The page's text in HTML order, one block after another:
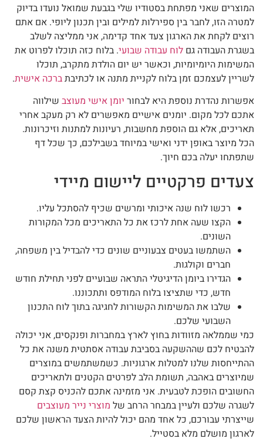
המוצרים שאני מפתחת בסטודיו שלי בגבעת שמואל נועדו בדיוק
למטרה הזו, לחבר בין ספירלות למילים ובין תכנון ליופי. אם אתם
רוצים לקחת את הארגון צעד אחד קדימה, אני ממליצה לשלב
בשגרת העבודה גם לוח עבודה שבועי. בלוח כזה תוכלו לפרוט את
המשימות היומיומיות, וכאשר יש יום הולדת מתקרב, תוכלו
לשריין לעצמכם זמן בלוח לקניית מתנה או לכתיבתברכה אישית.
אפשרות נהדרת נוספת היא לבחור יומן אישי מעוצב שילווה
אתכם לכל מקום. יומנים אישיים מאפשרים לא רק מעקב אחרי
תאריכים, אלא גם הוספת מחשבות, רעיונות למתנות וזיכרונות.
הכל מיוצר באופן ידני ואישי במיוחד בשבילכם, כך שכל דף
שתפתחו יעלה בכם חיוך.
צעדים פרקטיים ליישום מיידי
רכשו לוח שנה איכותי ומרשים שכיף להסתכל עליו.
הקצו שעה אחת לרכז את כל התאריכים מכל המקורות
השונים.
השתמשו בעטים צבעוניים שונים כדי להבדיל בין משפחה,
חברים וקולגות.
הגדירו ביומן הדיגיטלי התראה שבועיים לפני תחילת חודש
חדש, כדי שתציצו בלוח המודפס ותתכוננו.
שלבו את המשימות הקשורות לחגיגה בתוך לוח התכנון
השבועי שלכם.
כמי שממלאה מזוודות בחוץ לארץ במחברות ופנקסים, אני יכולה
להבטיח לכם שההשקעה בסביבת עבודה אסתטית משנה את כל
ההתייחסות שלנו למטלות ארגוניות. כשמשתמשים במוצרים
שמיוצרים באהבה, תשומת הלב לפרטים הקטנים ולתאריכים
החשובים הופכת לטבעית. אני מזמינה אתכם להכניס קצת קסם
לשגרה שלכם ולעיין במבחר הרחב של מוצרי נייר מעוצבים
שייצרתי עבורכם, כל אחד מהם יכול להיות הצעד הראשון שלכם
לארגון מושלם מלא בסטייל.